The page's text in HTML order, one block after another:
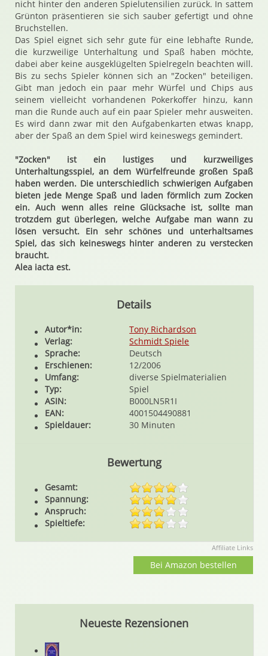
nicht hinter den anderen Spielutensilien zurück. In sattem
Grünton präsentieren sie sich sauber gefertigt und ohne
Bruchstellen.
Das Spiel eignet sich sehr gute für eine lebhafte Runde,
die kurzweilige Unterhaltung und Spaß haben möchte,
dabei aber keine ausgeklügelten Spielregeln beachten will.
Bis zu sechs Spieler können sich an "Zocken" beteiligen.
Gibt man jedoch ein paar mehr Würfel und Chips aus
seinem vielleicht vorhandenen Pokerkoffer hinzu, kann
man die Runde auch auf ein paar Spieler mehr ausweiten.
Es wird dann zwar mit den Aufgabenkarten etwas knapp,
aber der Spaß an dem Spiel wird keineswegs gemindert.
"Zocken" ist ein lustiges und kurzweiliges
Unterhaltungsspiel, an dem Würfelfreunde großen Spaß
haben werden. Die unterschiedlich schwierigen Aufgaben
bieten jede Menge Spaß und laden förmlich zum Zocken
ein. Auch wenn alles reine Glücksache ist, sollte man
trotzdem gut überlegen, welche Aufgabe man wann zu
lösen versucht. Ein sehr schönes und unterhaltsames
Spiel, das sich keineswegs hinter anderen zu verstecken
braucht.
Alea iacta est.
Details
Autor*in:
Tony Richardson
Verlag:
Schmidt Spiele
Sprache:
Deutsch
Erschienen:
12/2006
Umfang:
diverse Spielmaterialien
Typ:
Spiel
ASIN:
B000LN5R1I
EAN:
4001504490881
Spieldauer:
30 Minuten
Bewertung
Gesamt:
Spannung:
Anspruch:
Spieltiefe:
Affiliate Links
Bei Amazon bestellen
Neueste Rezensionen